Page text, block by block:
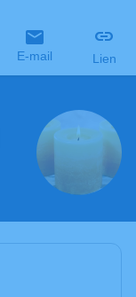
E-mail Lien